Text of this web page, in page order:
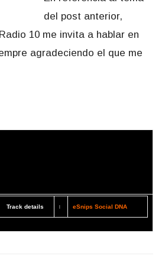
del post anterior,
10 me invita a hablar en
agradeciendo el que me
Track details eSnips Social DNA